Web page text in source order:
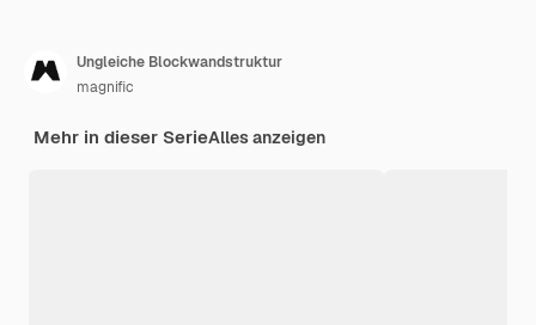
Ungleiche Blockwandstruktur
magnific
Mehr in dieser SerieAlles anzeigen